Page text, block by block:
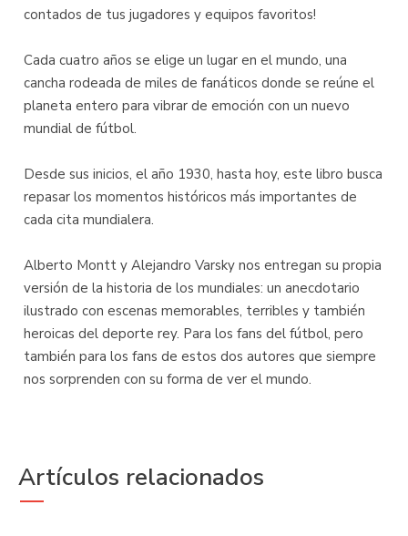
contados de tus jugadores y equipos favoritos!
Cada cuatro años se elige un lugar en el mundo, una
cancha rodeada de miles de fanáticos donde se reúne el
planeta entero para vibrar de emoción con un nuevo
mundial de fútbol.
Desde sus inicios, el año 1930, hasta hoy, este libro busca
repasar los momentos históricos más importantes de
cada cita mundialera.
Alberto Montt y Alejandro Varsky nos entregan su propia
versión de la historia de los mundiales: un anecdotario
ilustrado con escenas memorables, terribles y también
heroicas del deporte rey. Para los fans del fútbol, pero
también para los fans de estos dos autores que siempre
nos sorprenden con su forma de ver el mundo.
Artículos relacionados